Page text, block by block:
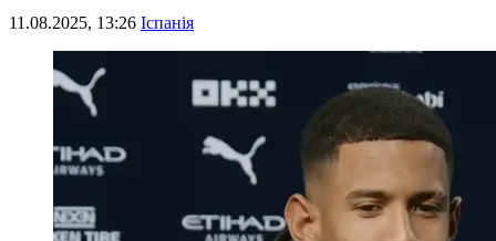
11.08.2025, 13:26 Іспанія